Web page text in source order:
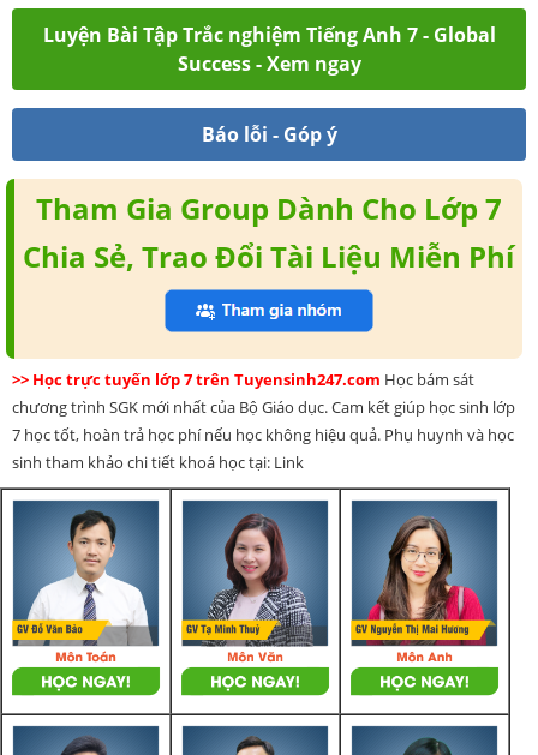
Luyện Bài Tập Trắc nghiệm Tiếng Anh 7 - Global
Success - Xem ngay
Báo lỗi - Góp ý
Tham Gia Group Dành Cho Lớp 7
Chia Sẻ, Trao Đổi Tài Liệu Miễn Phí
>> Học trực tuyến lớp 7 trên Tuyensinh247.com Học bám sát
chương trình SGK mới nhất của Bộ Giáo dục. Cam kết giúp học sinh lớp
7 học tốt, hoàn trả học phí nếu học không hiệu quả. Phụ huynh và học
sinh tham khảo chi tiết khoá học tại: Link